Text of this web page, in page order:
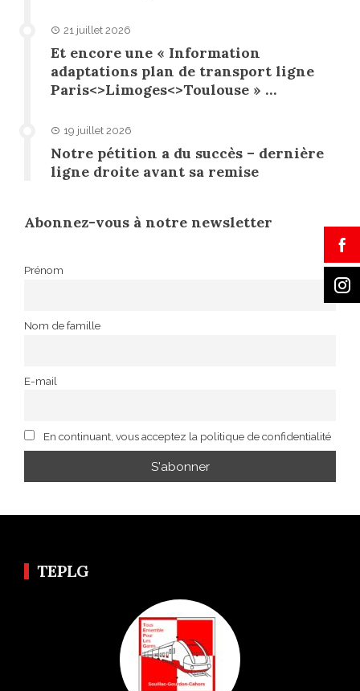
21 juillet 2026
Et encore une « Information
adaptations plan de transport ligne
Paris<>Limoges<>Toulouse » …
19 juillet 2026
Notre pétition a du succès – dernière
ligne droite avant sa remise
Abonnez-vous à notre newsletter
Prénom
Nom de famille
E-mail
En continuant, vous acceptez la politique de confidentialité
TEPLG